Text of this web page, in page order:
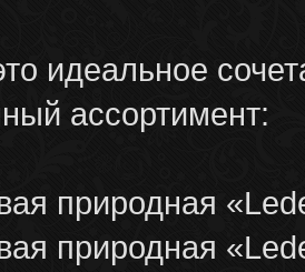
идеальное
ассортимент:
природная
природная